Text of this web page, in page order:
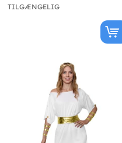
TILGÆNGELIG